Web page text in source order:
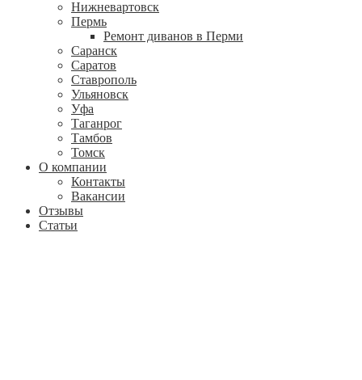
Нижневартовск
Пермь
Ремонт диванов в Перми
Саранск
Саратов
Ставрополь
Ульяновск
Уфа
Таганрог
Тамбов
Томск
О компании
Контакты
Вакансии
Отзывы
Статьи